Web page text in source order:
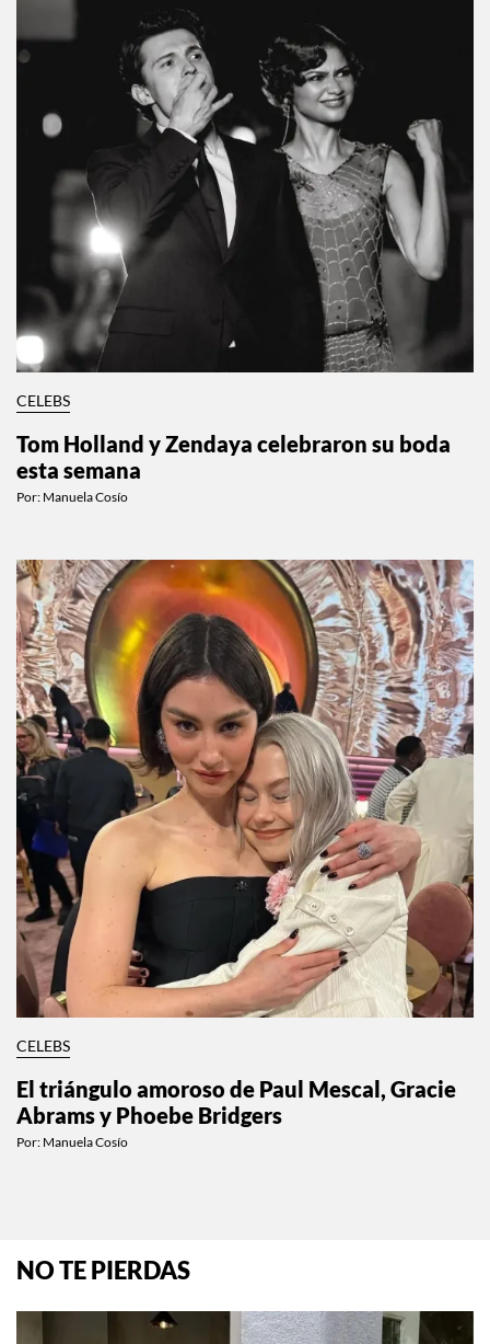
CELEBS
Tom Holland y Zendaya celebraron su boda
esta semana
Por: Manuela Cosío
CELEBS
El triángulo amoroso de Paul Mescal, Gracie
Abrams y Phoebe Bridgers
Por: Manuela Cosío
NO TE PIERDAS